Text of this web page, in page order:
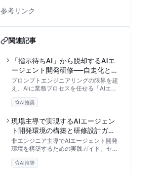
参考リンク
関連記事
「指示待ちAI」から脱却するAIエ
ージェント開発研修──自走化と組
織定着の実践アプローチ
プロンプトエンジニアリングの限界を超
え、AIに業務プロセスを任せる「AIエー
ジェント」。ReActやマルチエージェン
トの理論、LangChain等の技術スタッ
に向けた実践的な研修設計までを体系的
に解説します。
AI推奨
現場主導で実現するAIエージェン
ト開発環境の構築と研修設計ガイ
ド
非エンジニア主導でAIエージェント開発
環境を構築するための実践ガイド。セキ
ュリティ要件を満たした「安全なサンド
ボックス」の作り方から、実務に繋げる
AI推奨